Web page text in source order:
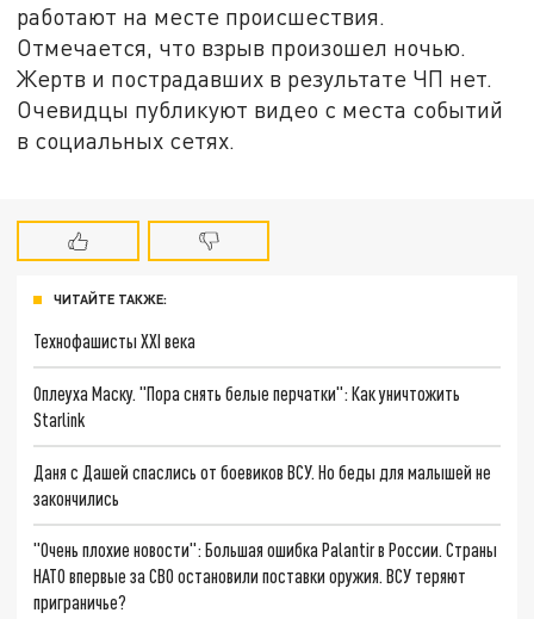
работают на месте происшествия.
Отмечается, что взрыв произошел ночью.
Жертв и пострадавших в результате ЧП нет.
Очевидцы публикуют видео с места событий
в социальных сетях.
ЧИТАЙТЕ ТАКЖЕ:
Технофашисты XXI века
Оплеуха Маску. "Пора снять белые перчатки": Как уничтожить
Starlink
Даня с Дашей спаслись от боевиков ВСУ. Но беды для малышей не
закончились
"Очень плохие новости": Большая ошибка Palantir в России. Страны
НАТО впервые за СВО остановили поставки оружия. ВСУ теряют
приграничье?